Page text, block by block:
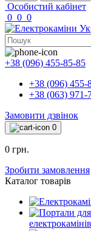
Особистий кабінет
0 0 0
+38 (096) 455-85-85
+38 (096) 455-
+38 (063) 971-
Замовити дзвінок
0
0 грн.
Зробити замовлення
Каталог товарів
електрокамінів